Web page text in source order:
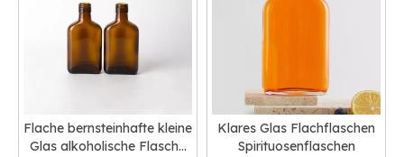
Flache bernsteinhafte kleine
Glas alkoholische Flasche
Klares Glas Flachflaschen
Spirituosenflaschen